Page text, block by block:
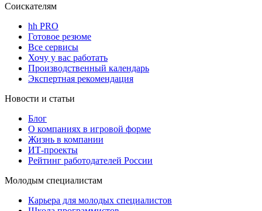
Соискателям
hh PRO
Готовое резюме
Все сервисы
Хочу у вас работать
Производственный календарь
Экспертная рекомендация
Новости и статьи
Блог
О компаниях в игровой форме
Жизнь в компании
ИТ-проекты
Рейтинг работодателей России
Молодым специалистам
Карьера для молодых специалистов